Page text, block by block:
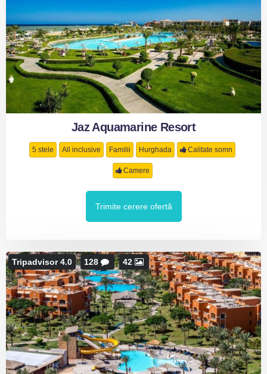
Jaz Aquamarine Resort
5 stele All inclusive Familii Hurghada Calitate somn
Camere
Trimite cerere ofertă
Tripadvisor 4.0 128 42